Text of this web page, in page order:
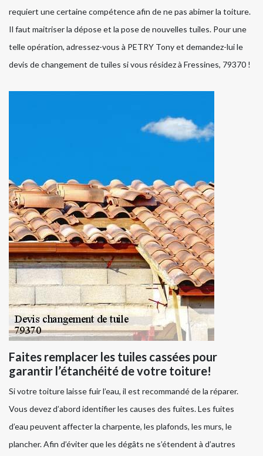
requiert une certaine compétence afin de ne pas abimer la toiture.
Il faut maitriser la dépose et la pose de nouvelles tuiles. Pour une
telle opération, adressez-vous à PETRY Tony et demandez-lui le
devis de changement de tuiles si vous résidez à Fressines, 79370 !
Faites remplacer les tuiles cassées pour
garantir l’étanchéité de votre toiture!
Si votre toiture laisse fuir l’eau, il est recommandé de la réparer.
Vous devez d’abord identifier les causes des fuites. Les fuites
d’eau peuvent affecter la charpente, les plafonds, les murs, le
plancher. Afin d’éviter que les dégâts ne s’étendent à d’autres